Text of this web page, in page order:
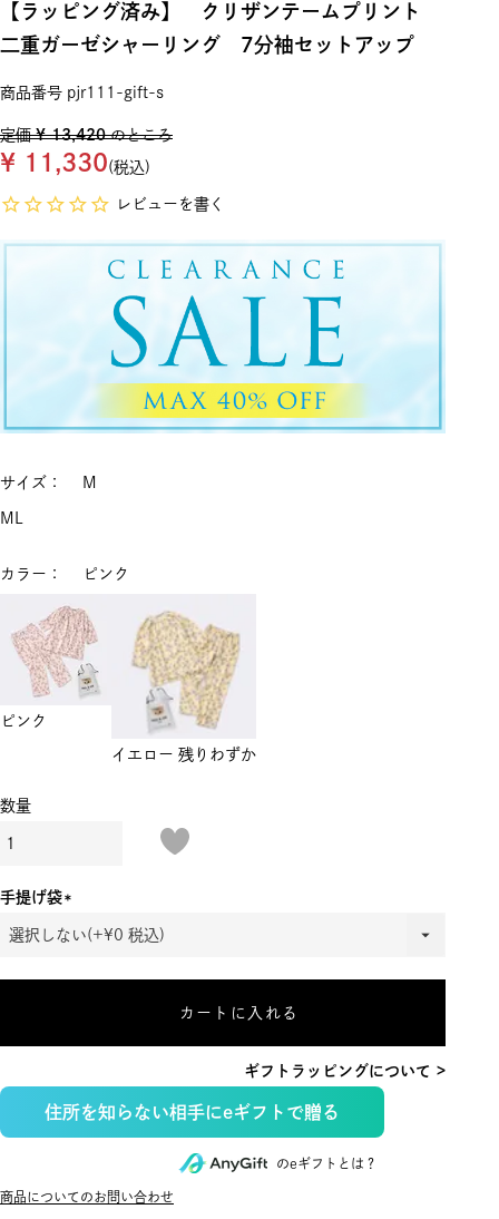
【ラッピング済み】 クリザンテームプリント
二重ガーゼシャーリング 7分袖セットアップ
商品番号 pjr111-gift-s
定価 ¥ 13,420 のところ
¥ 11,330 税込
レビューを書く
サイズ M
M
カラー ピンク
ピンク
イエロー 残りわずか
手提げ袋
(必
カートに入れる
ギフトラッピングについて >
住所を知らない相手にeギフトで贈る
のeギフトとは？
商品についてのお問い合わせ